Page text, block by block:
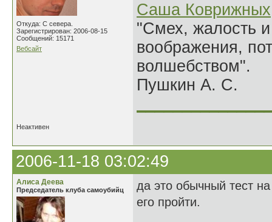
Откуда: С севера.
Зарегистрирован: 2006-08-15
Сообщений: 15171
Вебсайт
Саша Коврижных
"Смех, жалость
воображения,
волшебством".
Пушкин А. С.
Неактивен
2006-11-18 03:02:49
Алиса Деева
Председатель клуба самоубийц
да это обычный тест
его пройти.